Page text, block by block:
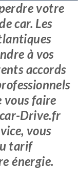
votre
car. Les
à vos
accords
faire
Drive.fr
vous
tarif
énergie.